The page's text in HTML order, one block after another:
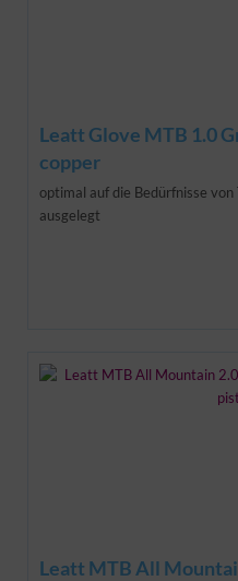
Leatt Glove MTB 1.0
copper
optimal auf die Bedürfnisse
ausgelegt
Leatt MTB All